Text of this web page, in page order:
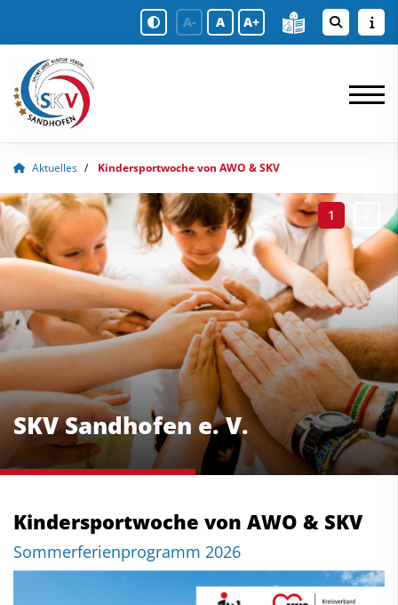
A- A A+
Aktuelles Kindersportwoche von AWO & SKV
SKV Sandhofen e. V.
Kindersportwoche von AWO & SKV
Sommerferienprogramm 2026